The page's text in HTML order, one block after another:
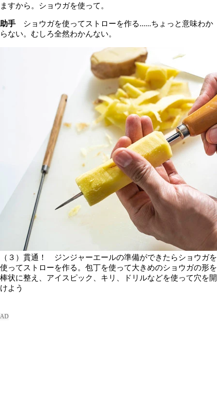
ますから。ショウガを使って。
助手 ショウガを使ってストローを作る......ちょっと意味わか
らない。むしろ全然わかんない。
（３）貫通！ ジンジャーエールの準備ができたらショウガを
使ってストローを作る。包丁を使って大きめのショウガの形を
棒状に整え、アイスピック、キリ、ドリルなどを使って穴を開
けよう